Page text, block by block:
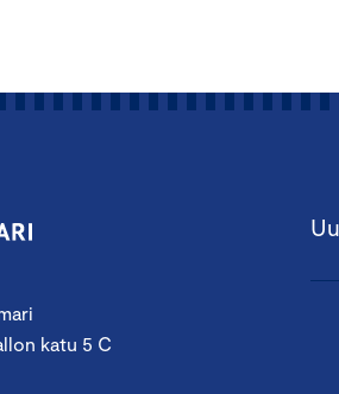
katu 5 C